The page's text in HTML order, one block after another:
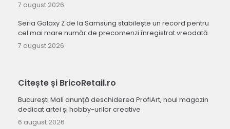
7 august 2026
Seria Galaxy Z de la Samsung stabilește un record pentru
cel mai mare număr de precomenzi înregistrat vreodată
7 august 2026
Citește și BricoRetail.ro
București Mall anunță deschiderea ProfiArt, noul magazin
dedicat artei și hobby-urilor creative
6 august 2026